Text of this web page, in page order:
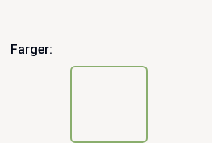
Farger: